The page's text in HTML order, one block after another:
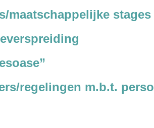
maatschappelijke stages
regelingen m.b.t.